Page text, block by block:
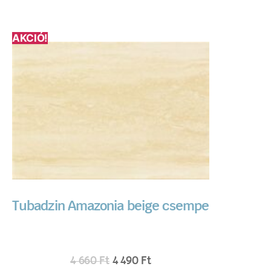
AKCIÓ!
Tubadzin Amazonia beige csempe
4 660Ft 4 490 Ft